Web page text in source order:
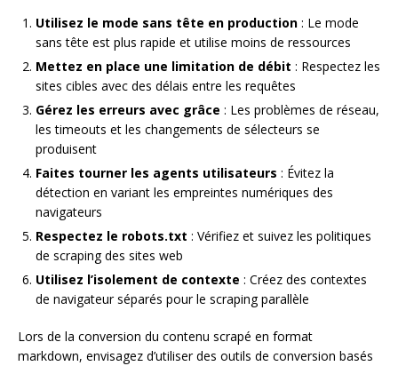
Utilisez le mode sans tête en production : Le mode
sans tête est plus rapide et utilise moins de ressources
Mettez en place une limitation de débit : Respectez les
sites cibles avec des délais entre les requêtes
Gérez les erreurs avec grâce : Les problèmes de réseau,
les timeouts et les changements de sélecteurs se
produisent
Faites tourner les agents utilisateurs : Évitez la
détection en variant les empreintes numériques des
navigateurs
Respectez le robots.txt : Vérifiez et suivez les politiques
de scraping des sites web
Utilisez l’isolement de contexte : Créez des contextes
de navigateur séparés pour le scraping parallèle
Lors de la conversion du contenu scrapé en format
markdown, envisagez d’utiliser des outils de conversion basés